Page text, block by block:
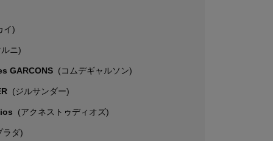
イ)
ニ)
GARCONS (コムデギャルソン)
(ジルサンダー)
(アクネストゥディオズ)
ラダ)